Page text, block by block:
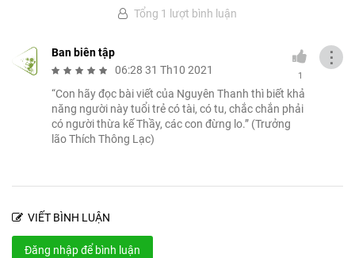
Tổng 1 lượt bình luận
Ban biên tập
06:28 31 Th10 2021
1
“Con hãy đọc bài viết của Nguyên Thanh thì biết khả
năng người này tuổi trẻ có tài, có tu, chắc chắn phải
có người thừa kế Thầy, các con đừng lo.” (Trưởng
lão Thích Thông Lạc)
⋮
VIẾT BÌNH LUẬN
Đăng nhập để bình luận